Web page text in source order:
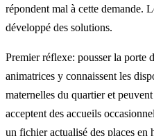
répondent mal à cette demande.
développé des solutions.
Premier réflexe: pousser la porte
animatrices y connaissent les
maternelles du quartier et
acceptent des accueils
un fichier actualisé des places en